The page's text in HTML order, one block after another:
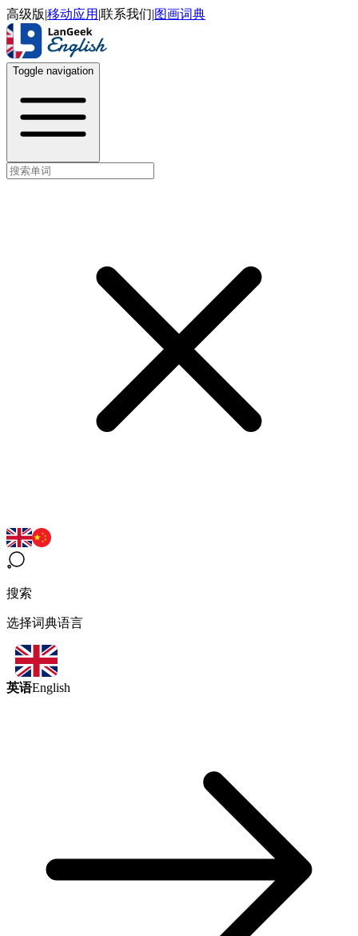
高级版|移动应用 |联系我们|图画词典
Toggle navigation
搜索
选择词典语言
英语English